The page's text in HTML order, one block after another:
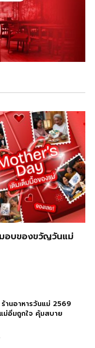
อบของขวัญวันแม่
านอาหารวันแม่ 2569
ม่อิ่มถูกใจ คุ้มสบาย